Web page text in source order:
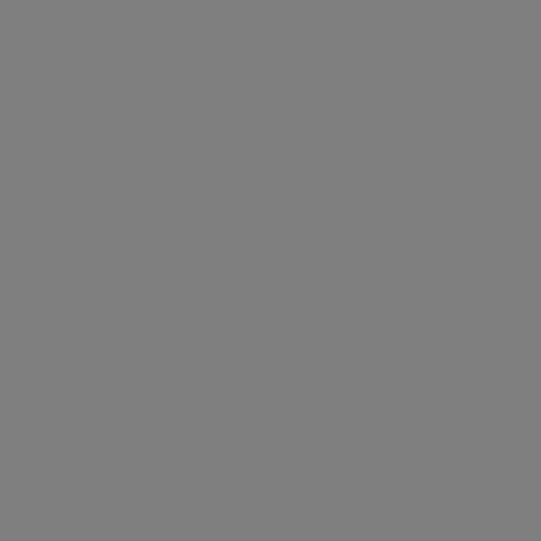
أ النباتي وحمض الهيالورونيك